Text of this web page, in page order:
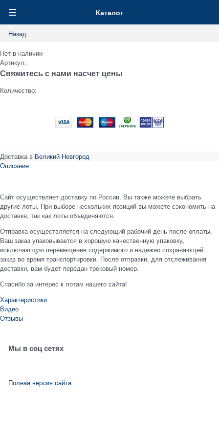
Каталог
Назад
Нет в наличии
Артикул:
Свяжитесь с нами насчет цены
Количество:
Доставка в Великий Новгород
Описание
Сайт осуществляет доставку по России. Вы также можете выбрать
другие лоты. При выборе нескольких позиций вы можете сэкономить на
доставке, так как лоты объединяются.
Отправка осуществляется на следующий рабочий день после оплаты.
Ваш заказ упаковывается в хорошую качественную упаковку,
исключающую перемещение содержимого и надежно сохраняющей
заказ во время транспортировки. После отправки, для отслеживания
доставки, вам будет передан трековый номер.
Спасибо за интерес к лотам нашего сайта!
Характеристики
Видео
Отзывы
Мы в соц сетях
Полная версия сайта